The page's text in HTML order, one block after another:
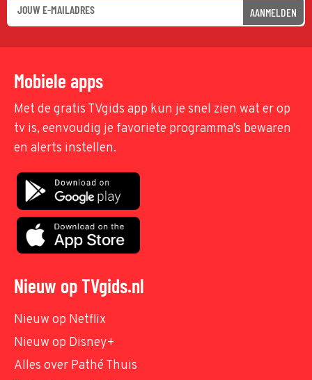
AANMELDEN
Mobiele apps
Met de gratis TVgids app kun je snel zien wat er op
tv is, eenvoudig je favoriete programma's bewaren
en alerts instellen.
Nieuw op TVgids.nl
Nieuw op Netflix
Nieuw op Disney+
Alles over Pathé Thuis